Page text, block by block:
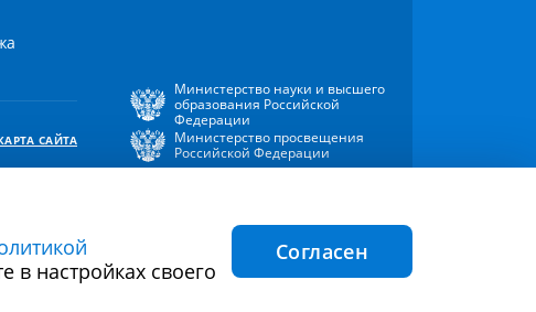
САЙТА
Министерство науки и высшего
образования Российской
Федерации
Министерство просвещения
Российской Федерации
файлов
cookie
Согласие на обработку персональных
настройках своего
Согласен